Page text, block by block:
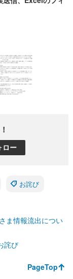
ー
お詫び
ま情報流出につい
詫び
PageTop